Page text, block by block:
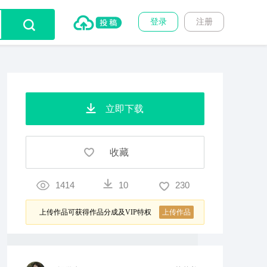
注册
登录
立即下载
收藏
1414 10 230
上传作品可获得作品分成及VIP特权 上传作品